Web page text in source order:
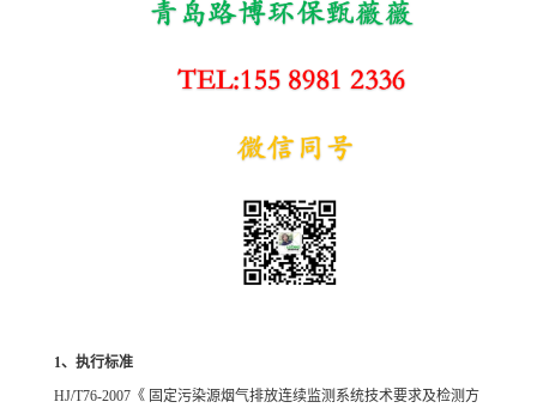
1、执行标准
HJ/T76-2007 《 固定污染源烟气排放连续监测系统技术要求及检测方